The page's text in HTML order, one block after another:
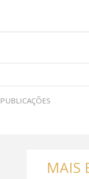
PUBLICAÇÕES
MAIS